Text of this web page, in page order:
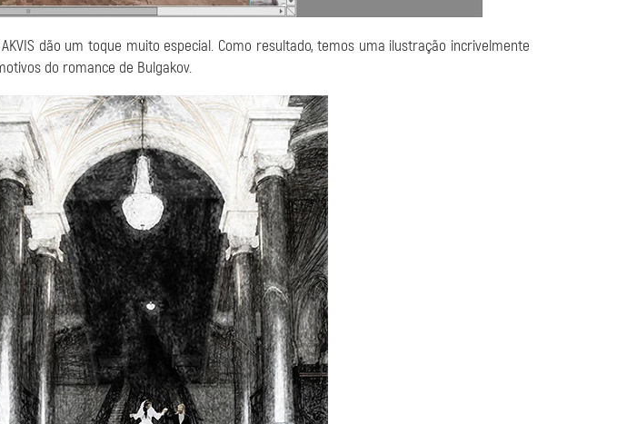
dão um toque muito especial. Como resultado, temos uma ilustração incrivelmente
do romance de Bulgakov.